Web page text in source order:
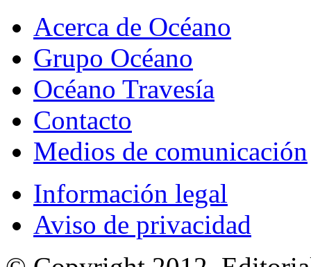
Acerca de Océano
Grupo Océano
Océano Travesía
Contacto
Medios de comunicación
Información legal
Aviso de privacidad